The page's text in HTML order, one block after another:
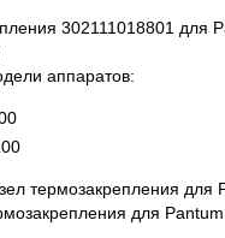
302111018801 для
аппаратов:
термозакрепления для
для